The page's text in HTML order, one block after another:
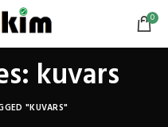
0
kuvars
"KUVARS"